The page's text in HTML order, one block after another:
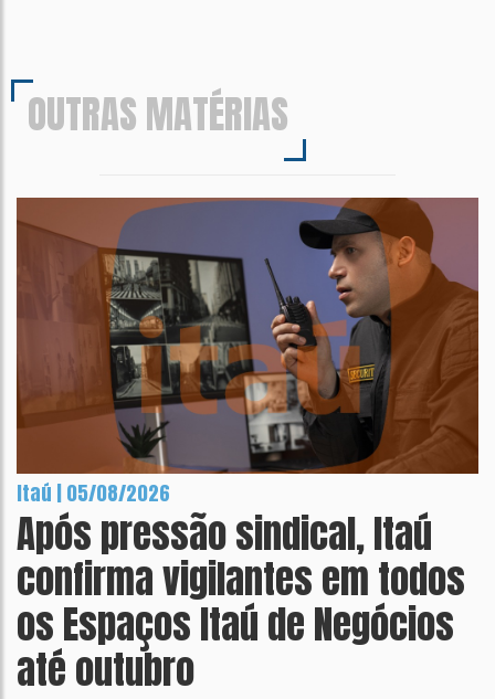
OUTRAS MATÉRIAS
Itaú | 05/08/2026
Após pressão sindical, Itaú
confirma vigilantes em todos
os Espaços Itaú de Negócios
até outubro